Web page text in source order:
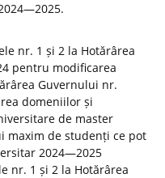
nr. 1 și 2 la Hotărârea
pentru modificarea
Guvernului nr.
domeniilor și
de master
maxim de studenți ce pot
2024—2025
nr. 1 și 2 la Hotărârea